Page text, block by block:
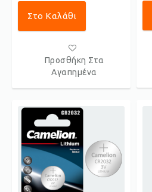
Στο Καλάθι
Προσθήκη Στα
Αγαπημένα